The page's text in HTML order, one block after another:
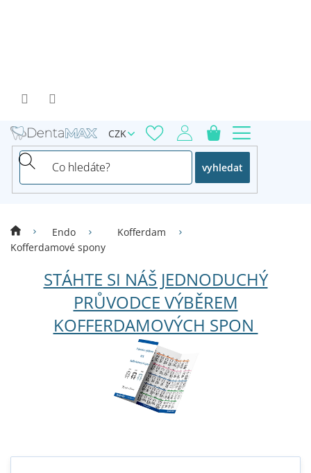
vyhledat
CZK
Endo
Kofferdam
Kofferdamové spony
STÁHTE SI NÁŠ JEDNODUCHÝ
PRŮVODCE VÝBĚREM
KOFFERDAMOVÝCH SPON